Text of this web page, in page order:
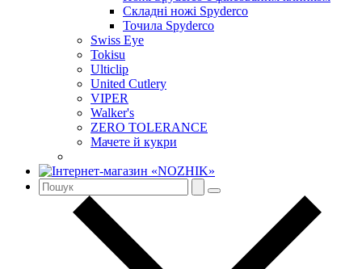
Складні ножі Spyderco
Точила Spyderco
Swiss Eye
Tokisu
Ulticlip
United Cutlery
VIPER
Walker's
ZERO TOLERANCE
Мачете й кукри